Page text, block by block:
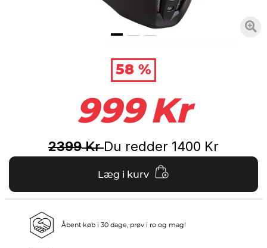
58 %
999 Kr
2399KrDu redder 1400 Kr
Læg i kurv
Åbent køb i 30 dage, prøv i ro og mag!